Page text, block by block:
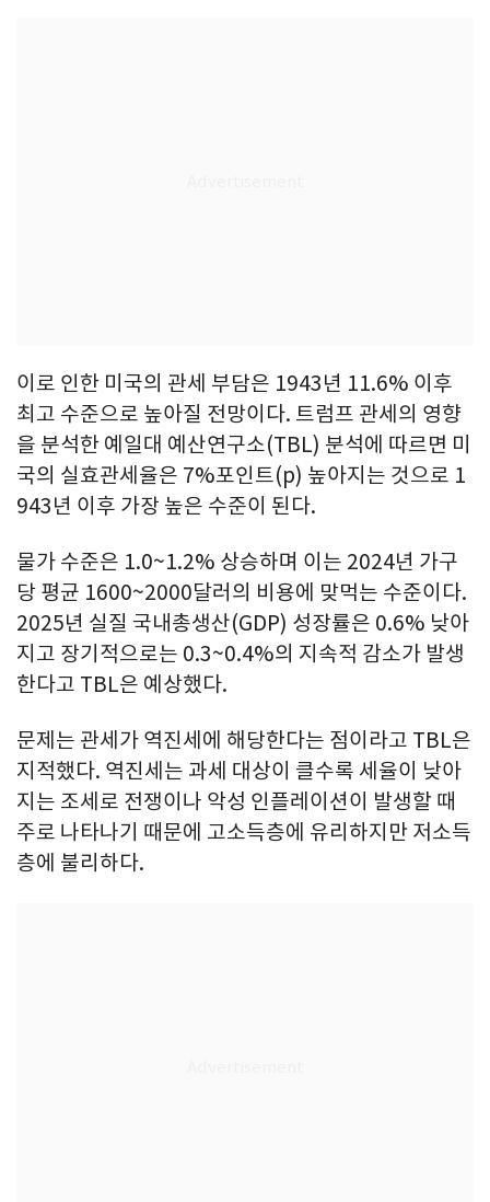
이로 인한 미국의 관세 부담은 1943년 11.6% 이후
최고 수준으로 높아질 전망이다. 트럼프 관세의 영향
을 분석한 예일대 예산연구소(TBL) 분석에 따르면 미
국의 실효관세율은 7%포인트(p) 높아지는 것으로 1
943년 이후 가장 높은 수준이 된다.
물가 수준은 1.0~1.2% 상승하며 이는 2024년 가구
당 평균 1600~2000달러의 비용에 맞먹는 수준이다.
2025년 실질 국내총생산(GDP) 성장률은 0.6% 낮아
지고 장기적으로는 0.3~0.4%의 지속적 감소가 발생
한다고 TBL은 예상했다.
문제는 관세가 역진세에 해당한다는 점이라고 TBL은
지적했다. 역진세는 과세 대상이 클수록 세율이 낮아
지는 조세로 전쟁이나 악성 인플레이션이 발생할 때
주로 나타나기 때문에 고소득층에 유리하지만 저소득
층에 불리하다.